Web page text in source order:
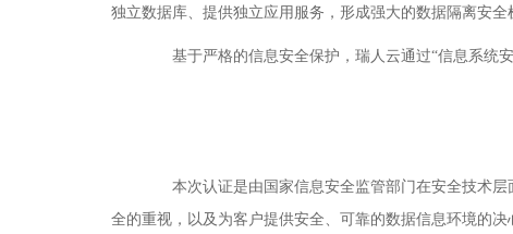
独立数据库、提供独立应用服务，形成强大的数据隔离安
基于严格的信息安全保护，瑞人云通过“信息系统安
本次认证是由国家信息安全监管部门在安全技术层
全的重视，以及为客户提供安全、可靠的数据信息环境的